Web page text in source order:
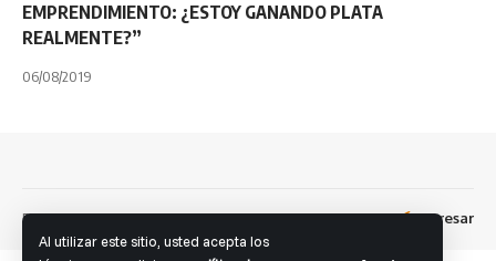
Al utilizar este sitio, usted acepta los
EMPRENDIMIENTO: ¿ESTOY GANANDO PLATA
REALMENTE?”
06/08/2019
Dev: Fernando S. Brandolini Facebook Ingresar